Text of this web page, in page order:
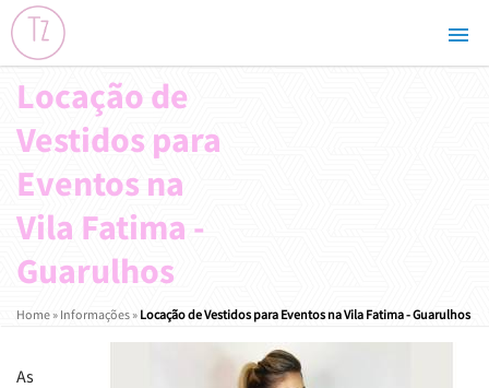
Locação de
Vestidos para
Eventos na
Vila Fatima -
Guarulhos
Home» Informações» Locação de Vestidos para Eventos na Vila Fatima - Guarulhos
As